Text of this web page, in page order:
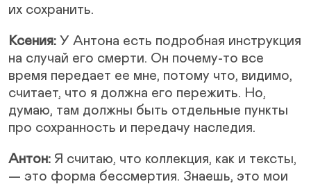
их сохранить.
Ксения: У Антона есть подробная инструкция
на случай его смерти. Он почему-то все
время передает ее мне, потому что, видимо,
считает, что я должна его пережить. Но,
думаю, там должны быть отдельные пункты
про сохранность и передачу наследия.
Антон: Я считаю, что коллекция, как и тексты,
— это форма бессмертия. Знаешь, это мои